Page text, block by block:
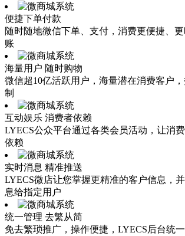
便捷下单付款
随时随地微信下单、支付，消费更便捷、
账
海量用户 随时购物
微信超10亿活跃用户，海量潜在消费客户
制
互动娱乐 消费者依赖
LYECS公众平台通过各类会员活动，让消
依赖
实时消息 精准推送
LYECS微店让您掌握更精准的客户信息，
息给指定用户
统一管理 去繁从简
免去繁琐推广，操作便捷，LYECS后台统